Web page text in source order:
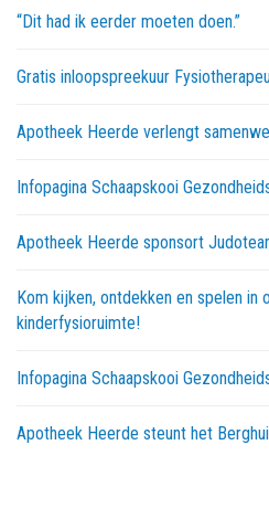
“Dit had ik eerder moeten doen.”
Gratis inloopspreekuur
Apotheek Heerde verlengt
Infopagina Schaapskooi
Apotheek Heerde sponsort
Kom kijken, ontdekken en spelen in
kinderfysioruimte!
Infopagina Schaapskooi
Apotheek Heerde steunt het